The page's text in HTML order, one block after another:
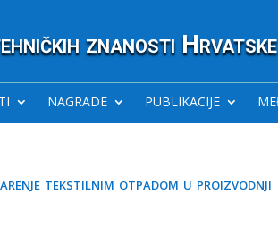
znanosti Hrvatske
NAGRADE PUBLIKACIJE
tekstilnim otpadom u proizvodnji